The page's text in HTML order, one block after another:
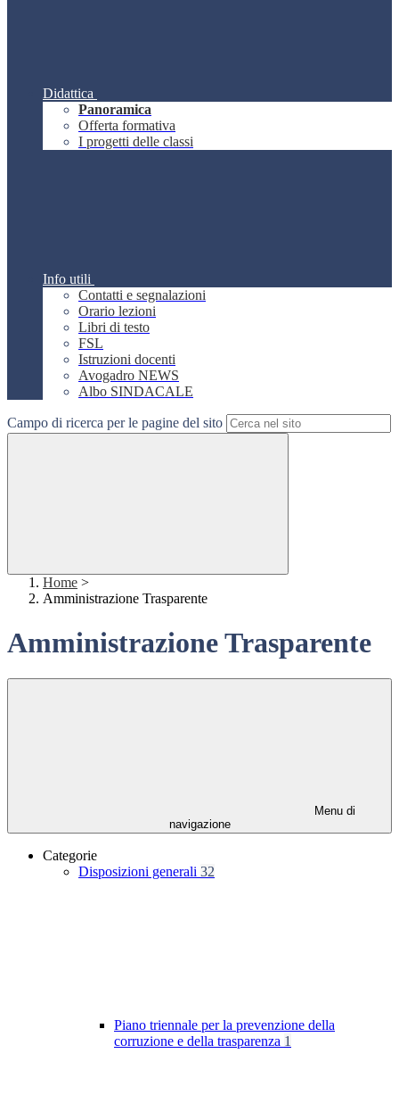
Didattica
Panoramica
Offerta formativa
I progetti delle classi
Info utili
Contatti e segnalazioni
Orario lezioni
Libri di testo
FSL
Istruzioni docenti
Avogadro NEWS
Albo SINDACALE
Campo di ricerca per le pagine del sito
Home >
Amministrazione Trasparente
Amministrazione Trasparente
Menu di
navigazione
Categorie
Disposizioni generali 32
Piano triennale per la prevenzione della
corruzione e della trasparenza 1